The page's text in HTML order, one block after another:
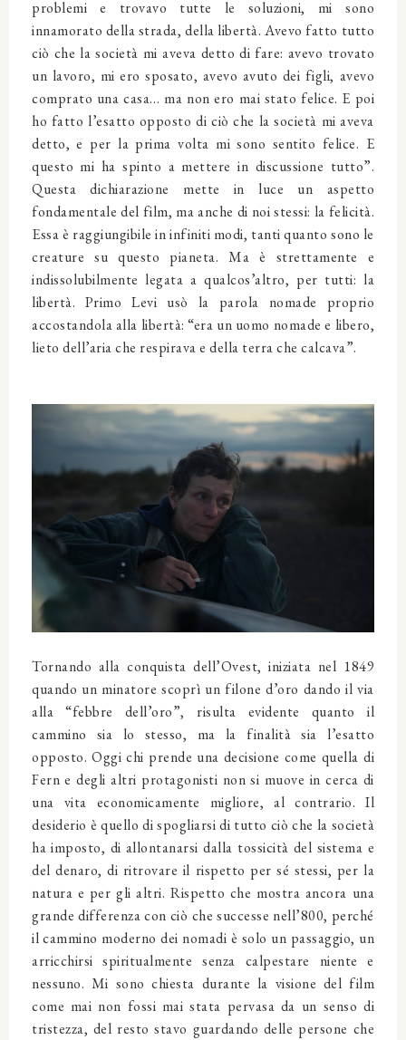
problemi e trovavo tutte le soluzioni, mi sono
innamorato della strada, della libertà. Avevo fatto tutto
ciò che la società mi aveva detto di fare: avevo trovato
un lavoro, mi ero sposato, avevo avuto dei figli, avevo
comprato una casa… ma non ero mai stato felice. E poi
ho fatto l’esatto opposto di ciò che la società mi aveva
detto, e per la prima volta mi sono sentito felice. E
questo mi ha spinto a mettere in discussione tutto”.
Questa dichiarazione mette in luce un aspetto
fondamentale del film, ma anche di noi stessi: la felicità.
Essa è raggiungibile in infiniti modi, tanti quanto sono le
creature su questo pianeta. Ma è strettamente e
indissolubilmente legata a qualcos’altro, per tutti: la
libertà. Primo Levi usò la parola nomade proprio
accostandola alla libertà: “era un uomo nomade e libero,
lieto dell’aria che respirava e della terra che calcava”.
Tornando alla conquista dell’Ovest, iniziata nel 1849
quando un minatore scoprì un filone d’oro dando il via
alla “febbre dell’oro”, risulta evidente quanto il
cammino sia lo stesso, ma la finalità sia l’esatto
opposto. Oggi chi prende una decisione come quella di
Fern e degli altri protagonisti non si muove in cerca di
una vita economicamente migliore, al contrario. Il
desiderio è quello di spogliarsi di tutto ciò che la società
ha imposto, di allontanarsi dalla tossicità del sistema e
del denaro, di ritrovare il rispetto per sé stessi, per la
natura e per gli altri. Rispetto che mostra ancora una
grande differenza con ciò che successe nell’800, perché
il cammino moderno dei nomadi è solo un passaggio, un
arricchirsi spiritualmente senza calpestare niente e
nessuno. Mi sono chiesta durante la visione del film
come mai non fossi mai stata pervasa da un senso di
tristezza, del resto stavo guardando delle persone che